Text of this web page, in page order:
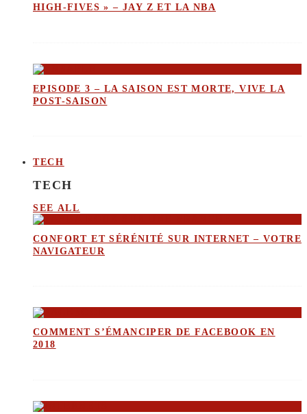
HIGH-FIVES » – JAY Z ET LA NBA
EPISODE 3 – LA SAISON EST MORTE, VIVE LA
POST-SAISON
TECH
TECH
SEE ALL
CONFORT ET SÉRÉNITÉ SUR INTERNET – VOTRE
NAVIGATEUR
COMMENT S’ÉMANCIPER DE FACEBOOK EN
2018